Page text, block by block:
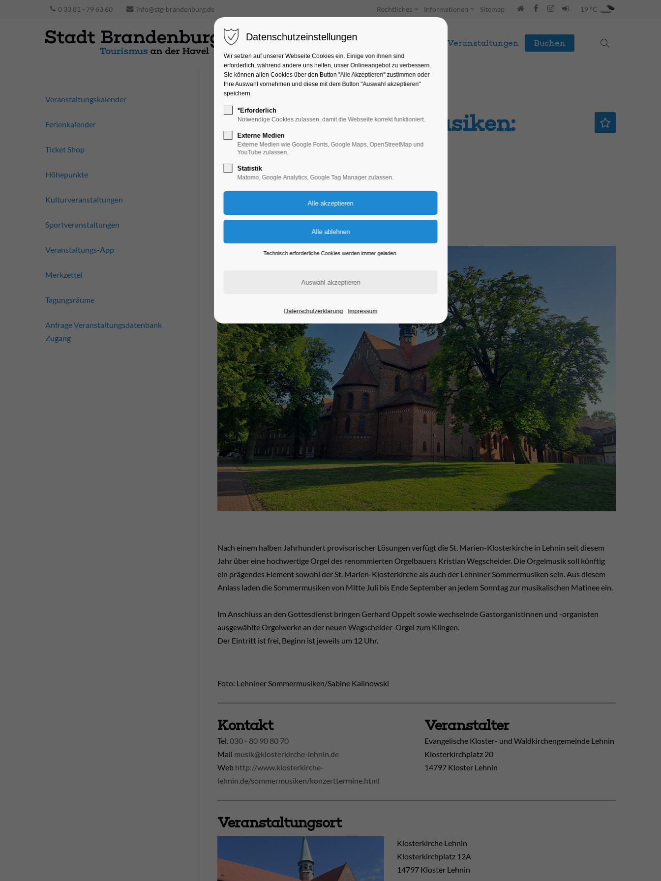
0 33 81 - 79 63 60 info@stg-brandenburg.de Rechtliches Informationen Sitemap 19 °C
Unterkünfte Entdecken & Erleben Veranstaltungen Buchen
Lehniner Sommermusiken:
Orgelmatinee
Konzert, Musik
13.09.2026, 12:00–12:30
Eintritt frei
Nach einem halben Jahrhundert provisorischer Lösungen verfügt die St. Marien-Klosterkirche in Lehnin seit diesem
Jahr über eine hochwertige Orgel des renommierten Orgelbauers Kristian Wegscheider. Die Orgelmusik soll künftig
ein prägendes Element sowohl der St. Marien-Klosterkirche als auch der Lehniner Sommermusiken sein. Aus diesem
Anlass laden die Sommermusiken von Mitte Juli bis Ende September an jedem Sonntag zur musikalischen Matinee ein.
Im Anschluss an den Gottesdienst bringen Gerhard Oppelt sowie wechselnde Gastorganistinnen und -organisten
ausgewählte Orgelwerke an der neuen Wegscheider-Orgel zum Klingen.
Der Eintritt ist frei, Beginn ist jeweils um 12 Uhr.
Foto: Lehniner Sommermusiken/Sabine Kalinowski
Kontakt
Tel. 030 - 80 90 80 70
Mail musik@klosterkirche-lehnin.de
Web http://www.klosterkirche-
lehnin.de/sommermusiken/konzerttermine.html
Veranstalter
Evangelische Kloster- und Waldkirchengemeinde Lehnin
Klosterkirchplatz 20
14797 Kloster Lehnin
Veranstaltungsort
Klosterkirche Lehnin
Klosterkirchplatz 12A
14797 Kloster Lehnin
Veranstaltungskalender
Ferienkalender
Ticket Shop
Höhepunkte
Kulturveranstaltungen
Sportveranstaltungen
Veranstaltungs-App
Merkzettel
Tagungsräume
Anfrage Veranstaltungsdatenbank
Zugang
Datenschutzeinstellungen
Wir setzen auf unserer Webseite Cookies ein. Einige von ihnen sind
erforderlich, während andere uns helfen, unser Onlineangebot zu verbessern.
Sie können allen Cookies über den Button "Alle Akzeptieren" zustimmen oder
Ihre Auswahl vornehmen und diese mit dem Button "Auswahl akzeptieren"
speichern.
*Erforderlich
Notwendige Cookies zulassen, damit die Webseite korrekt funktioniert.
Externe Medien
Externe Medien wie Google Fonts, Google Maps, OpenStreetMap und
YouTube zulassen.
Statistik
Matomo, Google Analytics, Google Tag Manager zulassen.
Technisch erforderliche Cookies werden immer geladen.
Datenschutzerklärung Impressum